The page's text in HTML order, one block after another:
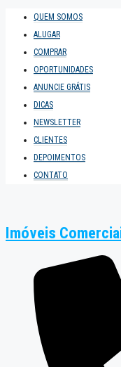
QUEM SOMOS
ALUGAR
COMPRAR
OPORTUNIDADES
ANUNCIE GRÁTIS
DICAS
NEWSLETTER
CLIENTES
DEPOIMENTOS
CONTATO
Imóveis